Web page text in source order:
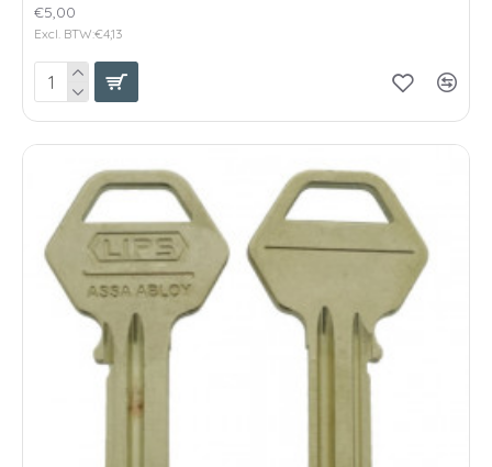
€5,00
Excl. BTW:€4,13